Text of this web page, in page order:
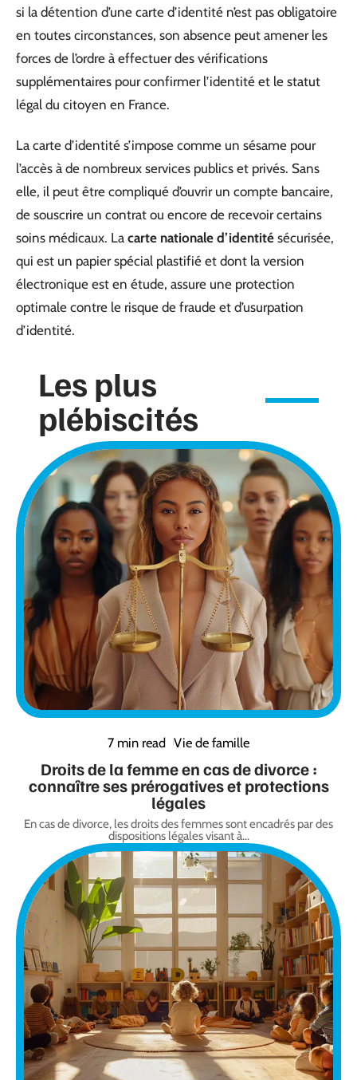
si la détention d’une carte d’identité n’est pas obligatoire
en toutes circonstances, son absence peut amener les
forces de l’ordre à effectuer des vérifications
supplémentaires pour confirmer l’identité et le statut
légal du citoyen en France.
La carte d’identité s’impose comme un sésame pour
l’accès à de nombreux services publics et privés. Sans
elle, il peut être compliqué d’ouvrir un compte bancaire,
de souscrire un contrat ou encore de recevoir certains
soins médicaux. La carte nationale d’identité sécurisée,
qui est un papier spécial plastifié et dont la version
électronique est en étude, assure une protection
optimale contre le risque de fraude et d’usurpation
d’identité.
Les plus
plébiscités
7 min read Vie de famille
Droits de la femme en cas de divorce :
connaître ses prérogatives et protections
légales
En cas de divorce, les droits des femmes sont encadrés par des
dispositions légales visant à…